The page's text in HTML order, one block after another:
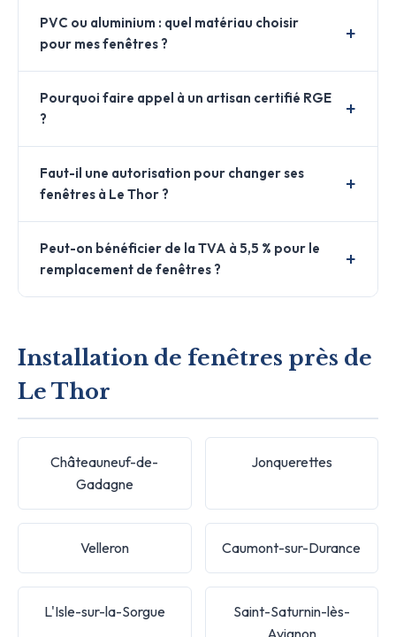
PVC ou aluminium : quel matériau choisir
pour mes fenêtres ?
Pourquoi faire appel à un artisan certifié RGE
?
Faut-il une autorisation pour changer ses
fenêtres à Le Thor ?
Peut-on bénéficier de la TVA à 5,5 % pour le
remplacement de fenêtres ?
Installation de fenêtres près de
Le Thor
Châteauneuf-de-
Gadagne
Jonquerettes
Velleron Caumont-sur-Durance
L'Isle-sur-la-Sorgue
Saint-Saturnin-lès-
Avignon